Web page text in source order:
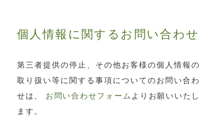
個人情報に関するお問い合わせ
第三者提供の停止、その他お客様の個人情報の
取り扱い等に関する事項についてのお問い合わ
せは、 お問い合わせフォーム よりお願いいたし
ます。